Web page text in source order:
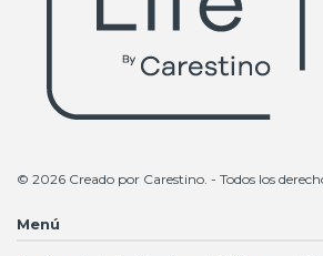
© 2026 Creado por Carestino. - Todos los
Menú